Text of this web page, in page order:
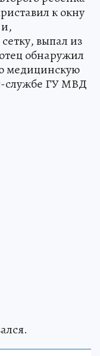
к окну
выпал из
обнаружил
медицинскую
службе ГУ МВД